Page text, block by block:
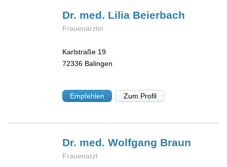
Dr. med. Lilia Beierbach
Frauenärztin
Karlstraße 19
72336 Balingen
Empfehlen Zum Profil
Dr. med. Wolfgang Braun
Frauenarzt